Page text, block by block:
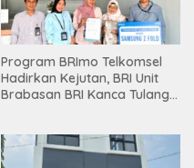
Program BRImo Telkomsel
Hadirkan Kejutan, BRI Unit
Brabasan BRI Kanca Tulang
Mesuji